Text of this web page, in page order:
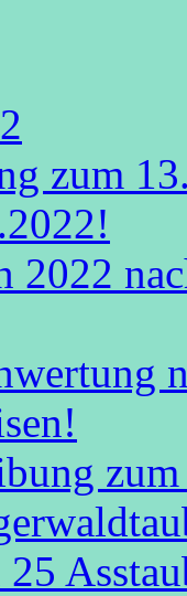
zum
2022
25